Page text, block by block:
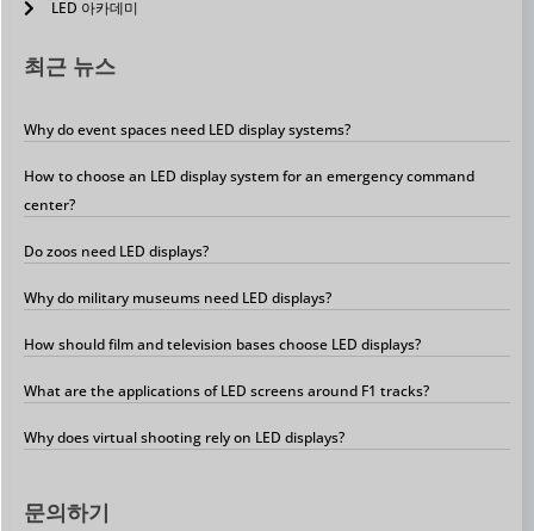
LED 아카데미
최근 뉴스
Why do event spaces need LED display systems?
How to choose an LED display system for an emergency command
center?
Do zoos need LED displays?
Why do military museums need LED displays?
How should film and television bases choose LED displays?
What are the applications of LED screens around F1 tracks?
Why does virtual shooting rely on LED displays?
문의하기